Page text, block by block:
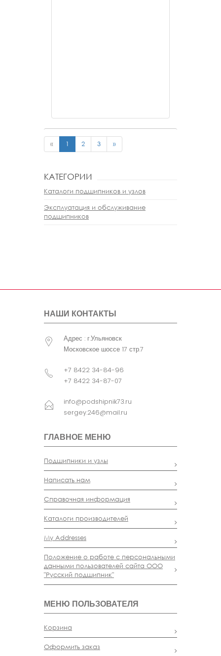
« 1 2 3 »
КАТЕГОРИИ
Каталоги подшипников и узлов
Эксплуатация и обслуживание
подшипников
НАШИ КОНТАКТЫ
Адрес : г.Ульяновск
Московское шоссе 17 стр.7
+7 8422 34-84-96
+7 8422 34-87-07
info@podshipnik73.ru
sergey.246@mail.ru
ГЛАВНОЕ МЕНЮ
Подшипники и узлы
Написать нам
Справочная информация
Каталоги производителей
My Addresses
Положение о работе с персональными
данными пользователей сайта ООО
"Русский подшипник"
МЕНЮ ПОЛЬЗОВАТЕЛЯ
Корзина
Оформить заказ